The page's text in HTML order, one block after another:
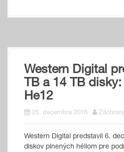
Western Digital
TB a 14 TB
He12
25. decembra 2016
Western Digital predstavil 6.
diskov plnených héliom pre